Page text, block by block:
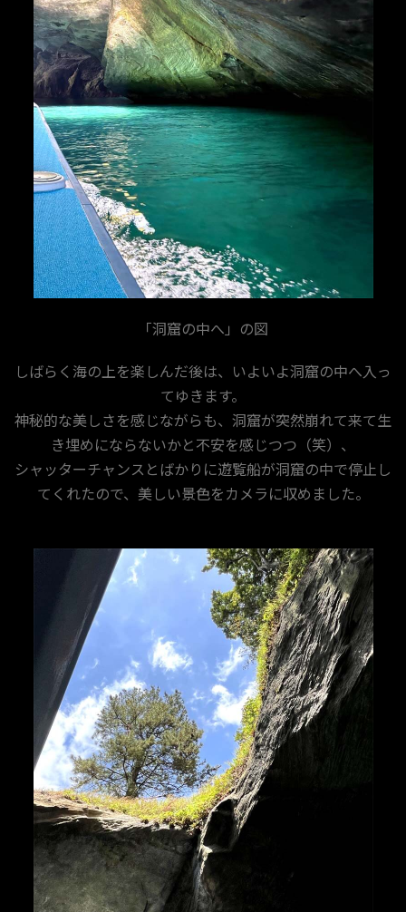
「洞窟の中へ」の図
しばらく海の上を楽しんだ後は、いよいよ洞窟の中へ入っ
てゆきます。
神秘的な美しさを感じながらも、洞窟が突然崩れて来て生
き埋めにならないかと不安を感じつつ（笑）、
シャッターチャンスとばかりに遊覧船が洞窟の中で停止し
てくれたので、美しい景色をカメラに収めました。